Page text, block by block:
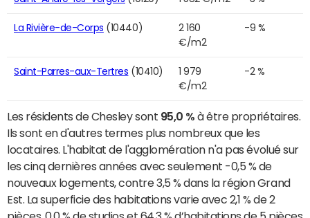
La Rivière-de-Corps (10440)
2 160
€/m2
-9 %
Saint-Parres-aux-Tertres (10410)
1 979
€/m2
-2 %
Les résidents de Chesley sont 95,0 % à être propriétaires.
Ils sont en d'autres termes plus nombreux que les
locataires. L'habitat de l'agglomération n'a pas évolué sur
les cinq dernières années avec seulement -0,5 % de
nouveaux logements, contre 3,5 % dans la région Grand
Est. La superficie des habitations varie avec 2,1 % de 2